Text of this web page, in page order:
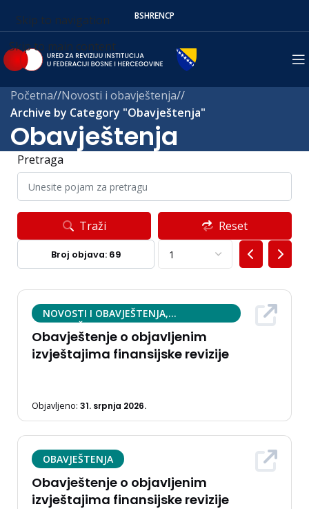
Skip to navigation
Skip to main content
BSHRENСР
Obavještenja
Početna/ Novosti i obavještenja/
Archive by Category "Obavještenja"
NOVOSTI I OBAVJEŠTENJA,
OBAVJEŠTENJA
Obavještenje o objavljenim
izvještajima finansijske revizije
Objavljeno: 31. srpnja 2026.
OBAVJEŠTENJA
Obavještenje o objavljenim
izvještajima finansijske revizije
Pretraga
Traži Reset
Broj objava: 69